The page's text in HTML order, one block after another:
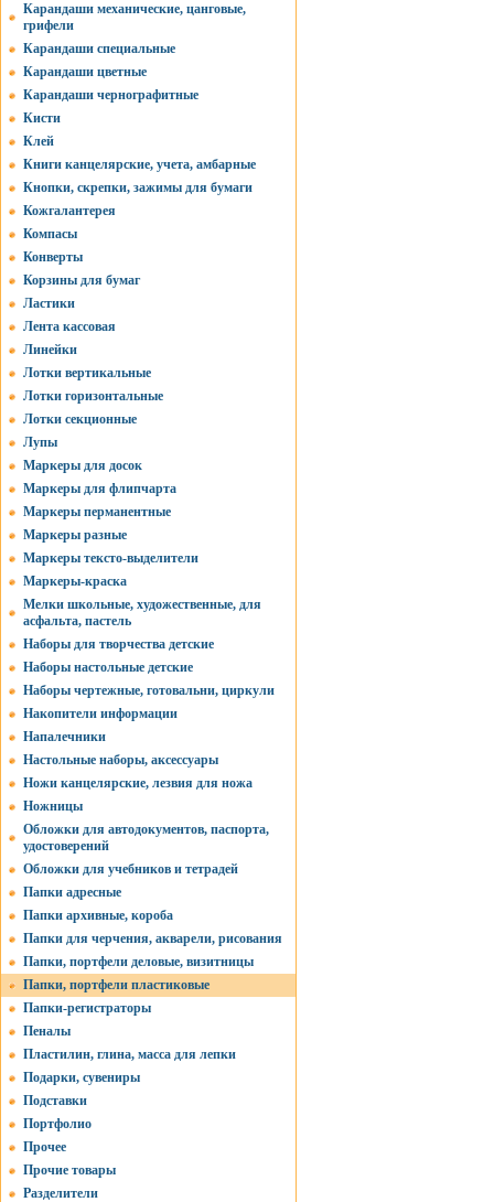
Карандаши механические, цанговые,
грифели
Карандаши специальные
Карандаши цветные
Карандаши чернографитные
Кисти
Клей
Книги канцелярские, учета, амбарные
Кнопки, скрепки, зажимы для бумаги
Кожгалантерея
Компасы
Конверты
Корзины для бумаг
Ластики
Лента кассовая
Линейки
Лотки вертикальные
Лотки горизонтальные
Лотки секционные
Лупы
Маркеры для досок
Маркеры для флипчарта
Маркеры перманентные
Маркеры разные
Маркеры тексто-выделители
Маркеры-краска
Мелки школьные, художественные, для
асфальта, пастель
Наборы для творчества детские
Наборы настольные детские
Наборы чертежные, готовальни, циркули
Накопители информации
Напалечники
Настольные наборы, аксессуары
Ножи канцелярские, лезвия для ножа
Ножницы
Обложки для автодокументов, паспорта,
удостоверений
Обложки для учебников и тетрадей
Папки адресные
Папки архивные, короба
Папки для черчения, акварели, рисования
Папки, портфели деловые, визитницы
Папки, портфели пластиковые
Папки-регистраторы
Пеналы
Пластилин, глина, масса для лепки
Подарки, сувениры
Подставки
Портфолио
Прочее
Прочие товары
Разделители